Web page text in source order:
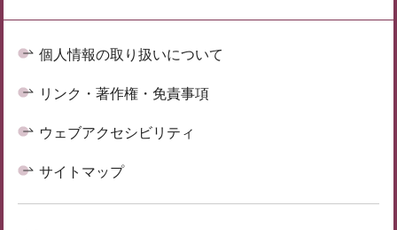
個人情報の取り扱いについて
リンク・著作権・免責事項
ウェブアクセシビリティ
サイトマップ